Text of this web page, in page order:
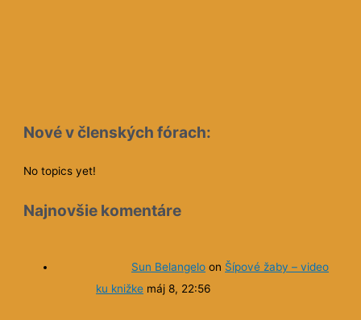
Nové v členských fórach:
No topics yet!
Najnovšie komentáre
Sun Belangelo on Šípové žaby – video
ku knižke máj 8, 22:56